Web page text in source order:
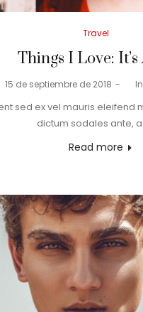
Posted
Travel
Things I Love:
Posted
15 de septiembre de 2018
sed ex vel mauris eleifend
dictum sodales ante,
Read more